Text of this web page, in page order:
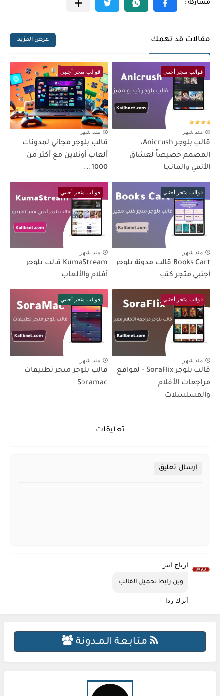
مقالات قد تهمك عرض المزيد
قوالب متجر أجنبي
منذ شهر
قالب بلوجر Anicrush،
المصمم خصيصاً لعشاق
الأنمي والمانجا
قوالب متجر أجنبي
منذ شهر
قالب بلوجر مجاني لمدونات
ألعاب أونلاين مع أكثر من
1000...
قوالب متجر أجنبي
منذ شهر
Books Cart قالب مدونة بلوجر
أجنبي متجر كتب
قوالب متجر أجنبي
منذ شهر
KumaStream قالب بلوجر
أفلام والألعاب
قوالب متجر أجنبي
منذ شهر
قالب بلوجر SoraFlix - لمواقع
مراجعات الأفلام
والمسلسلات
قوالب متجر أجنبي
منذ شهر
قالب بلوجر متجر تطبيقات
Soramac
تعليقات
إرسال تعليق
ارباح انتر
وين رابط تحميل القالب
أترك ردا
مـتـابـعـة الـمــدونـة